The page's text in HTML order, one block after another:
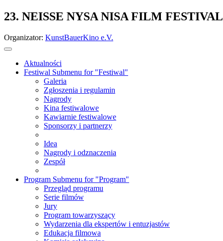
23. NEISSE NYSA NISA FILM FESTIVAL
Organizator: KunstBauerKino e.V.
Aktualności
Festiwal Submenu for "Festiwal"
Galeria
Zgłoszenia i regulamin
Nagrody
Kina festiwalowe
Kawiarnie festiwalowe
Sponsorzy i partnerzy
Idea
Nagrody i odznaczenia
Zespół
Program Submenu for "Program"
Przegląd programu
Serie filmów
Jury
Program towarzyszący
Wydarzenia dla ekspertów i entuzjastów
Edukacja filmowa